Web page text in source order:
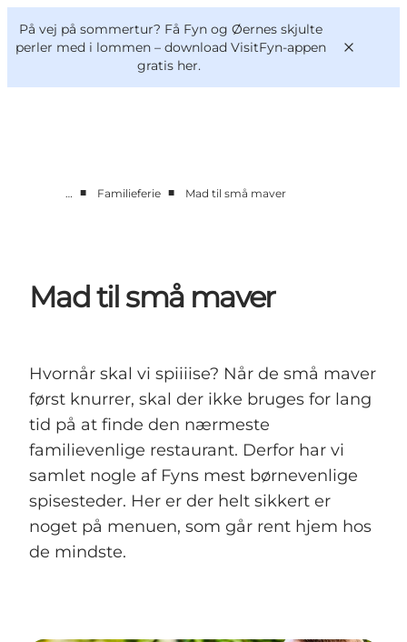
På vej på sommertur? Få Fyn og Øernes skjulte
perler med i lommen – download VisitFyn-appen
gratis her.
Oplevelser
Book lokale oplevelser
VisitFyn
Deutsch
… ■ Familieferie ■ Mad til små maver
Mad til små maver
Hvornår skal vi spiiiise? Når de små maver
først knurrer, skal der ikke bruges for lang
tid på at finde den nærmeste
familievenlige restaurant. Derfor har vi
samlet nogle af Fyns mest børnevenlige
spisesteder. Her er der helt sikkert er
noget på menuen, som går rent hjem hos
de mindste.